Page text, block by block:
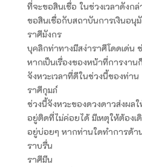
ที่จะขอสินเชื่อ ในช่วงเวลาดัง
ขอสินเชื่อกับสถาบันการเงินอนุ
ราศีมังกร
บุคลิกท่าทางมีสง่าราศีโดดเด่น
หากเป็นเรื่องของหน้าที่การงาน
จังหวะเวลาที่ดีในช่วงนี้ของท่าน
ราศีกุมภ์
ช่วงนี้จังหวะของดวงดาวส่งผล
อยู่ติดที่ไม่ค่อยได้ มีเหตุให้ต้องเ
อยู่บ่อยๆ หากท่านใดทำการด้า
ราบรื่น
ราศีมีน